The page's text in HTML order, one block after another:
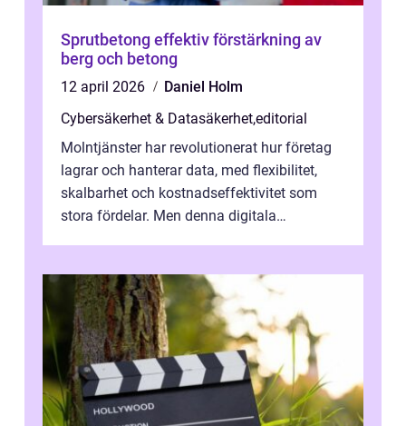
Sprutbetong effektiv förstärkning av
berg och betong
12 april 2026
Daniel Holm
Cybersäkerhet & Datasäkerhet,editorial
Molntjänster har revolutionerat hur företag
lagrar och hanterar data, med flexibilitet,
skalbarhet och kostnadseffektivitet som
stora fördelar. Men denna digitala